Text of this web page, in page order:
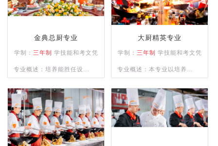
金典总厨专业
学制： 三年制 学技能和考文凭
专业概述：培养能胜任设计
席菜单与制作；精通餐饮管
理、酒店运营等相关知识并
具备独立创业、创新能力强
的综合型人才。
大厨精英专业
学制： 三年制 学技能和考文凭
专业概述：本专业以培养精
苏）制作，熟练掌握冷菜、
雕刻、冷拼技术，懂经营、
善管理，并具备创业能力的